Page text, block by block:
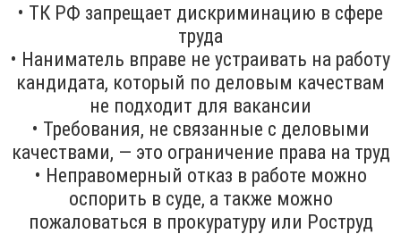
• ТК РФ запрещает дискриминацию в сфере
труда
• Наниматель вправе не устраивать на работу
кандидата, который по деловым качествам
не подходит для вакансии
• Требования, не связанные с деловыми
качествами, — это ограничение права на труд
• Неправомерный отказ в работе можно
оспорить в суде, а также можно
пожаловаться в прокуратуру или Роструд